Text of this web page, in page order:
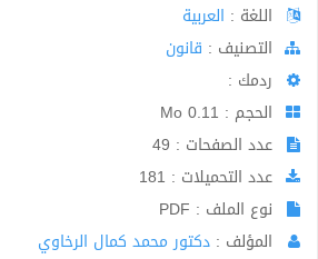
اللغة : العربية
اﻟﺘﺼﻨﻴﻒ : قانون
ردمك :
الحجم : 0.11 Mo
عدد الصفحات : 49
عدد التحميلات : 181
نوع الملف : PDF
المؤلف : دكتور محمد كمال الرخاوي